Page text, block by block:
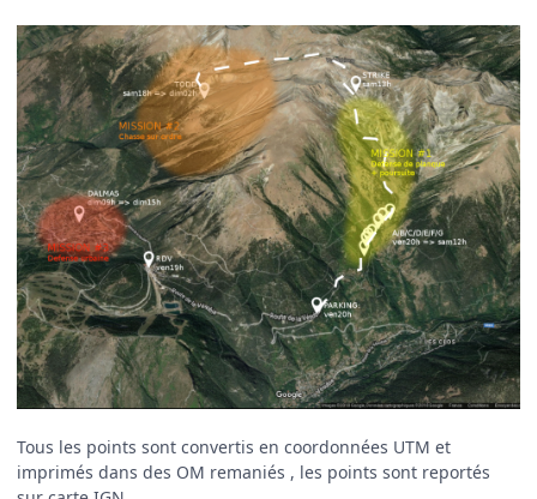
Tous les points sont convertis en coordonnées UTM et
imprimés dans des OM remaniés , les points sont reportés